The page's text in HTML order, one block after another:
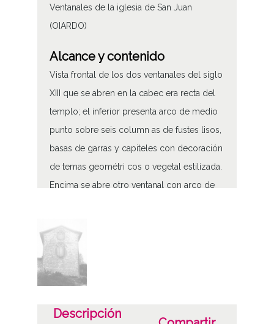
Ventanales de la iglesia de San Juan
(OIARDO)
Alcance y contenido
Vista frontal de los dos ventanales del siglo
XIII que se abren en la cabec era recta del
templo; el inferior presenta arco de medio
punto sobre seis column as de fustes lisos,
basas de garras y capiteles con decoración
de temas geométri cos o vegetal estilizada.
Encima se abre otro ventanal con arco de
Ventanales de la iglesia de San Juan
Tipo de contenido
Fotográfico
Descripción